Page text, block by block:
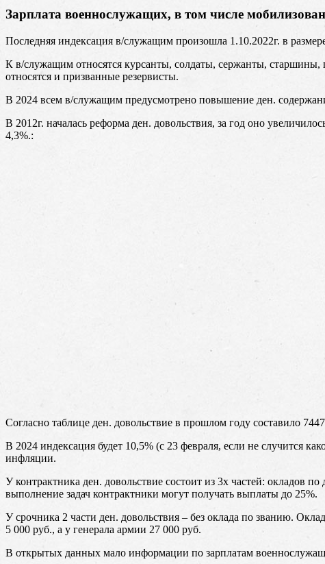
Зарплата военнослужащих, в том числе
Последняя индексация в/служащим произошла 1.10.2022г. в
К в/служащим относятся курсанты, солдаты, сержанты,
относятся и призванные резервисты.
В 2024 всем в/служащим предусмотрено повышение ден.
В 2012г. началась реформа ден. довольствия, за год оно
4,3%.:
Согласно таблице ден. довольствие в прошлом году составило
В 2024 индексация будет 10,5% (с 23 февраля, если не случится
инфляции.
У контрактника ден. довольствие состоит из 3х частей: окладов
выполнение задач контрактники могут получать выплаты до 25%.
У срочника 2 части ден. довольствия – без оклада по званию.
5 000 руб., а у генерала армии 27 000 руб.
В открытых данных мало информации по зарплатам